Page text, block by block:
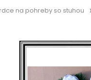
na pohreby so stuhou